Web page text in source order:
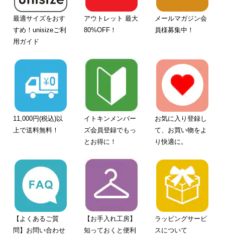
最適サイズをおす
すめ！unisizeご利
用ガイド
アウトレット 最大
80%OFF！
メールマガジン会
員様募集中！
11,000円(税込)以
上で送料無料！
イトキンメンバー
ズ会員登録でもっ
とお得に！
お気に入り登録し
て、お買い物をよ
り快適に。
【よくあるご質
問】お問い合わせ
【お手入れ工房】
知っておくと便利
ラッピングサービ
スについて